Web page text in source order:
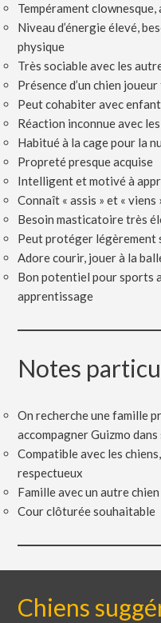
Tempérament
Niveau d’énergie élevé,
physique
Très sociable avec les
Présence d’un chien
Peut cohabiter avec
Réaction inconnue avec
Habitué à la cage pour la
Propreté presque acquise
Intelligent et motivé à
Connaît « assis » et « viens
Besoin masticatoire très
Peut protéger légèrement
Adore courir, jouer à la
Bon potentiel pour sports
apprentissage
Notes
On recherche une famille
accompagner Guizmo
Compatible avec les
respectueux
Famille avec un autre
Cour clôturée souhaitable
Chiens